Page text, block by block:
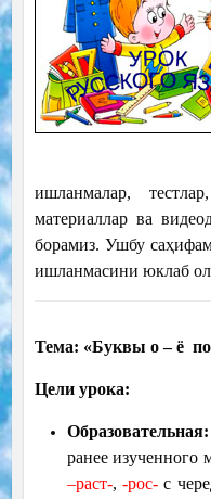
ишланмалар,
материаллар ва
борамиз. Ушбу
ишланмасини юклаб
Тема: «Буквы о – ё
Цели урока:
Образовательная:
ранее изученного
–раст-,-рос- с